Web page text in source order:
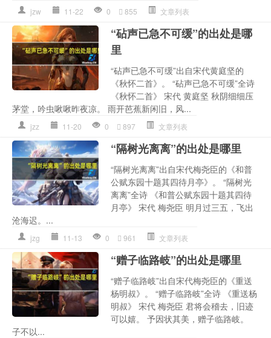
jzw 11-22 0 855 文章列表
“砧声已急不可缓”的出处是哪
里
“砧声已急不可缓”出自宋代黄庭坚的
《秋怀二首》。 “砧声已急不可缓”全诗
《秋怀二首》 宋代 黄庭坚 秋阴细细压
茅堂，吟虫啾啾昨夜凉。 雨开芭蕉新闲旧，风...
jzz 11-20 0 897 文章列表
“隔树光离离”的出处是哪里
“隔树光离离”出自宋代梅尧臣的《和普
公赋东园十题其四待月亭》。 “隔树光
离离”全诗 《和普公赋东园十题其四待
月亭》 宋代 梅尧臣 明月过三五，飞出
沧海迟。...
jzg 11-13 0 961 文章列表
“赠子临路岐”的出处是哪里
“赠子临路岐”出自宋代梅尧臣的《重送
杨明叔》。 “赠子临路岐”全诗 《重送杨
明叔》 宋代 梅尧臣 君将会稽去，旧迹
可以嬉。 予因状其美，赠子临路岐。
子不以...